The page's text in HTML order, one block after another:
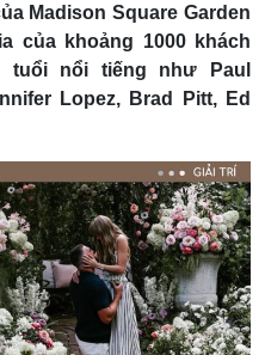
Madison Square Garden
của khoảng 1000 khách
tuổi nổi tiếng như Paul
Lopez, Brad Pitt, Ed